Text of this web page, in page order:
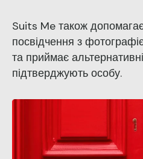
Suits Me також
посвідчення з
та приймає
підтверджують особу.